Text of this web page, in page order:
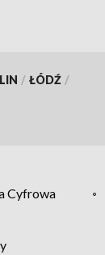
/ ŁÓDŹ /
Cyfrowa